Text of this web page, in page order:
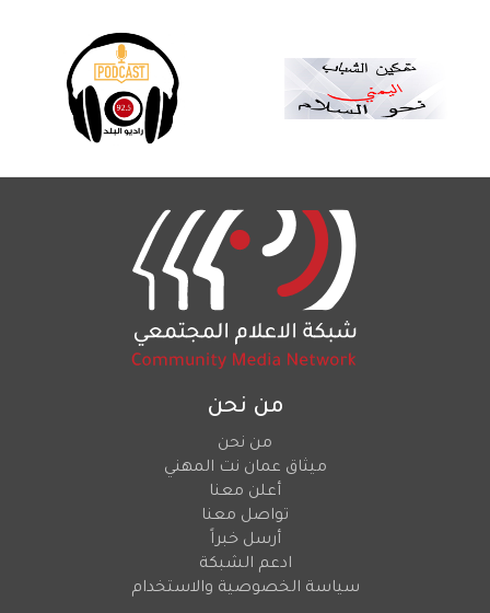
من نحن
من نحن
ميثاق عمان نت المهني
أعلن معنا
تواصل معنا
أرسل خبراً
ادعم الشبكة
سياسة الخصوصية والاستخدام